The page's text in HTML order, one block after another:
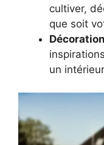
cultiver,
que soit
un